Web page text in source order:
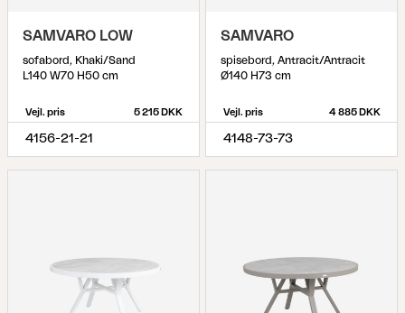
SAMVARO LOW
sofabord, Khaki/Sand
L140 W70 H50 cm
Vejl. pris 5 215 DKK
4156-21-21
SAMVARO
spisebord, Antracit/Antracit
Ø140 H73 cm
Vejl. pris 4 885 DKK
4148-73-73